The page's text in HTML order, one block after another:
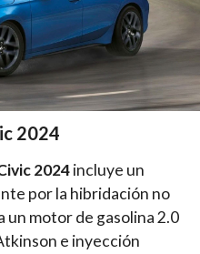
2024
2024incluye un
por la hibridación no
un motor de gasolina 2.0
e inyección